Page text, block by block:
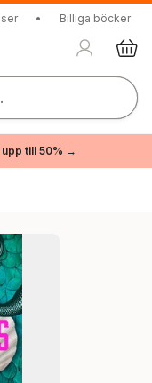
• Billiga böcker
upp till 50% →